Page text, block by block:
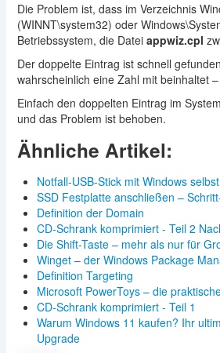
Die Problem ist, dass im Verzeichnis
(WINNT\system32) oder
Betriebssystem, die Datei appwiz.cpl
Der doppelte Eintrag ist schnell
wahrscheinlich eine Zahl mit beinhaltet
Einfach den doppelten Eintrag im
und das Problem ist behoben.
Ähnliche Artikel:
Notfall-USB-Stick mit Windows
SSD Festplatte anschließen –
Definition der Domain
CD-Schrank komprimiert - Teil 2
Die Shift-Taste – mehr als nur für
Winget – der Windows Package
Definition Targeting
Microsoft PowerToys – die
CD-Schrank komprimiert - Teil 1
Warum Windows 11 kaufen? Ihr
Upgrade